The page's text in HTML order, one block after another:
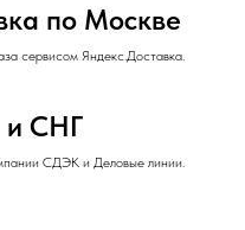
по Москве
сервисом Яндекс.Доставка.
и СНГ
СДЭК и Деловые линии.